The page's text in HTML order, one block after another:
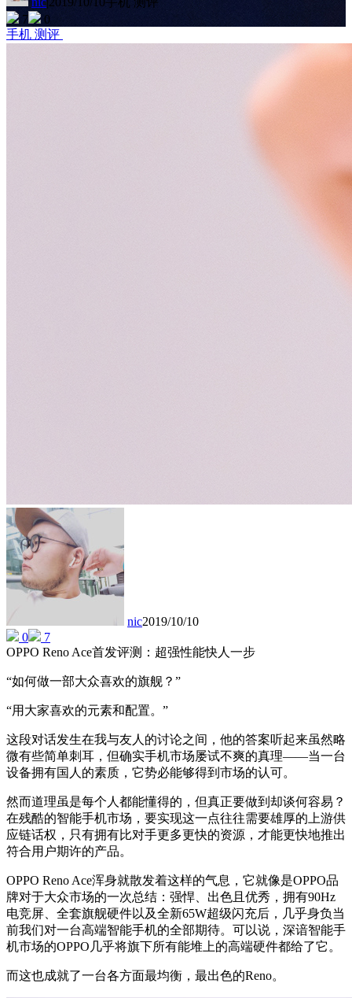
7
0
手机 测评
nic2019/10/10
0
7
OPPO Reno Ace首发评测：超强性能快人一步
“如何做一部大众喜欢的旗舰？”
“用大家喜欢的元素和配置。”
这段对话发生在我与友人的讨论之间，他的答案听起来虽然略
微有些简单刺耳，但确实手机市场屡试不爽的真理——当一台
设备拥有国人的素质，它势必能够得到市场的认可。
然而道理虽是每个人都能懂得的，但真正要做到却谈何容易？
在残酷的智能手机市场，要实现这一点往往需要雄厚的上游供
应链话权，只有拥有比对手更多更快的资源，才能更快地推出
符合用户期许的产品。
OPPO Reno Ace浑身就散发着这样的气息，它就像是OPPO品
牌对于大众市场的一次总结：强悍、出色且优秀，拥有90Hz
电竞屏、全套旗舰硬件以及全新65W超级闪充后，几乎身负当
前我们对一台高端智能手机的全部期待。可以说，深谙智能手
机市场的OPPO几乎将旗下所有能堆上的高端硬件都给了它。
而这也成就了一台各方面最均衡，最出色的Reno。